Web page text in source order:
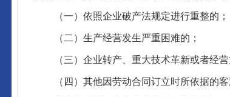
（一）依照企业破产法规定进行重整的；
（二）生产经营发生严重困难的；
（三）企业转产、重大技术革新或者经营
（四）其他因劳动合同订立时所依据的客